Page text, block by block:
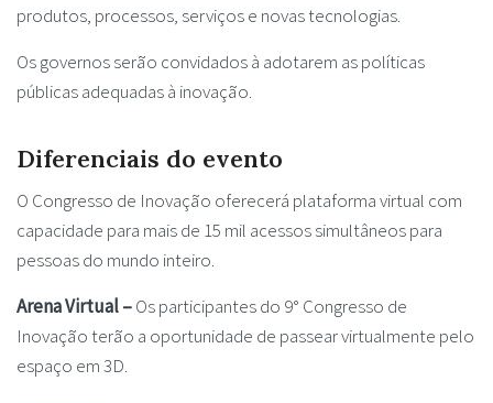
produtos, processos, serviços e novas tecnologias.
Os governos serão convidados à adotarem as políticas
públicas adequadas à inovação.
Diferenciais do evento
O Congresso de Inovação oferecerá plataforma virtual com
capacidade para mais de 15 mil acessos simultâneos para
pessoas do mundo inteiro.
Arena Virtual –Os participantes do 9° Congresso de
Inovação terão a oportunidade de passear virtualmente pelo
espaço em 3D.